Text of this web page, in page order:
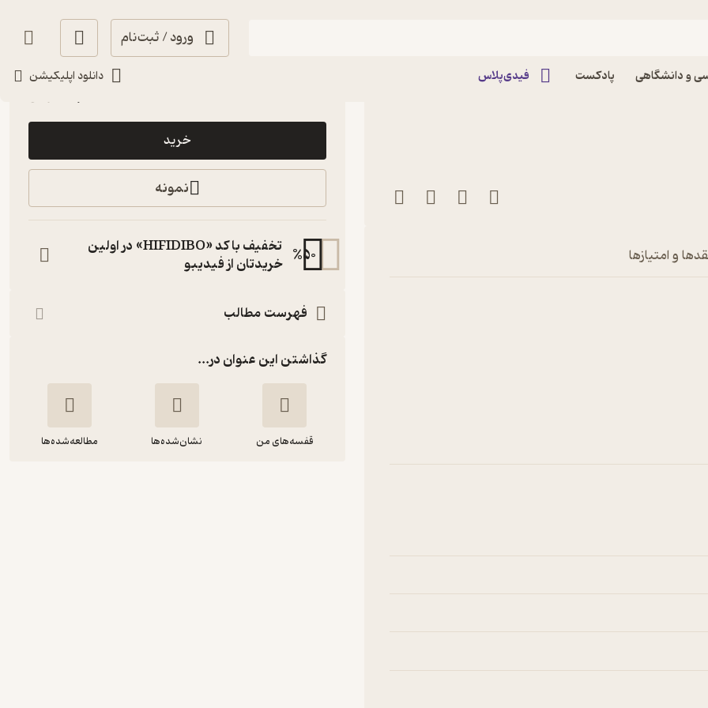
ورود / ثبت‌نام
و دانشگاهی پادکست فیدی‌پلاس دانلود اپلیکیشن
(قسمت نهم) اثر
و امتیازها
دهنمک و محمود امین
کرده است، با خوابی سنگین و عجیب مواجه می‌شود. او که از آغاز
نمی‌آورد. این رخداد وسوسه‌ی نقیبی را برای بازگشت به اعتیاد
در ارتباط بوده‌اند و همگی آنها از لحظه غیب شدن کتایون ناپدید
گیرا 🧲 31
49,000
خرید
نمونه
%50
تخفیف با کد «HIFIDIBO» در اولین
خریدتان از فیدیبو
فهرست مطالب
گذاشتن این عنوان در...
قفسه‌های من نشان‌شده‌ها مطالعه‌شده‌ها